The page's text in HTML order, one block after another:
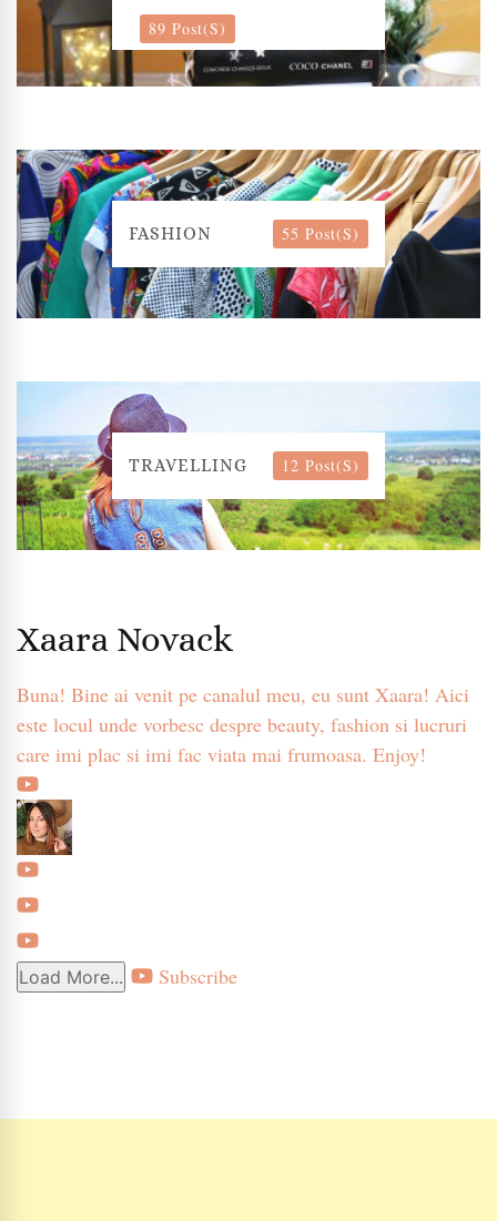
89 Post(s)
FASHION 55 Post(s)
TRAVELLING 12 Post(s)
Xaara Novack
Buna! Bine ai venit pe canalul meu, eu sunt Xaara! Aici
este locul unde vorbesc despre beauty, fashion si lucruri
care imi plac si imi fac viata mai frumoasa. Enjoy!
Load More... Subscribe